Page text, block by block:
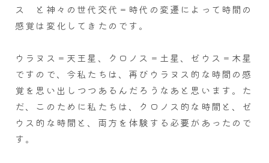
ス と神々の世代交代＝時代の変遷によって時間の
感覚は変化してきたのです。
ウラヌス＝天王星、クロノス＝土星、ゼウス＝木星
ですので、今私たちは、再びウラヌス的な時間の感
覚を思い出しつつあるんだろうなあと思います。た
だ、このために私たちは、クロノス的な時間と、ゼ
ウス的な時間と、両方を体験する必要があったので
す。